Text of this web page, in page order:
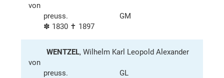
von
preuss.
GM
✽ 1830 ✝ 1897
WENTZEL, Wilhelm Karl Leopold Alexander
von
preuss.
GL